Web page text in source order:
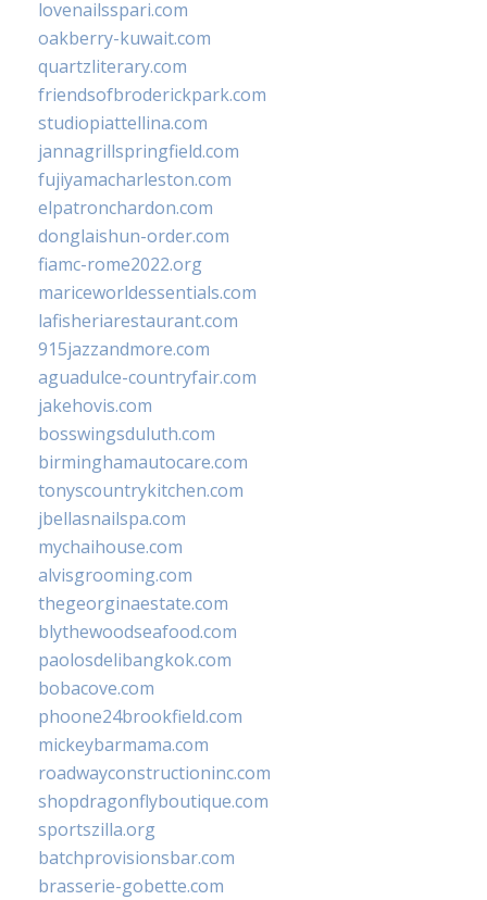
lovenailsspari.com
oakberry-kuwait.com
quartzliterary.com
friendsofbroderickpark.com
studiopiattellina.com
jannagrillspringfield.com
fujiyamacharleston.com
elpatronchardon.com
donglaishun-order.com
fiamc-rome2022.org
mariceworldessentials.com
lafisheriarestaurant.com
915jazzandmore.com
aguadulce-countryfair.com
jakehovis.com
bosswingsduluth.com
birminghamautocare.com
tonyscountrykitchen.com
jbellasnailspa.com
mychaihouse.com
alvisgrooming.com
thegeorginaestate.com
blythewoodseafood.com
paolosdelibangkok.com
bobacove.com
phoone24brookfield.com
mickeybarmama.com
roadwayconstructioninc.com
shopdragonflyboutique.com
sportszilla.org
batchprovisionsbar.com
brasserie-gobette.com